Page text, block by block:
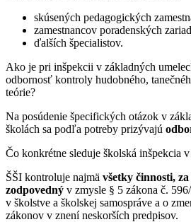
skúsených pedagogických
zamestnancov poradenských
ďalších špecialistov.
Ako je pri inšpekcii v základných
odbornosť kontroly hudobného,
teórie?
Na posúdenie špecifických otázok v
školách sa podľa potreby prizývajú
Čo konkrétne sleduje školská inšpekcia
ŠŠI kontroluje najmä všetky činnosti,
zodpovedný v zmysle § 5 zákona č.
v školstve a školskej samospráve a o
zákonov v znení neskorších predpisov.